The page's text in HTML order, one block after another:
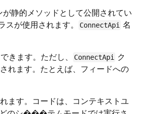
静的メソッドとして公開されてい
スが使用されます。 ConnectApi 名
きます。ただし、
ConnectApi
ク
れます。たとえば、フィードへの
ます。コードは、コンテキストユ